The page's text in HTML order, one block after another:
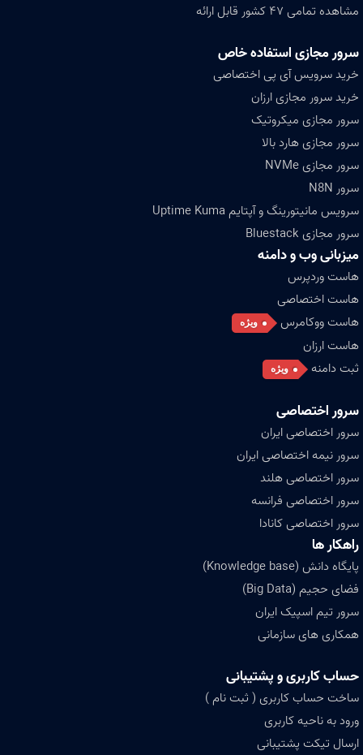
مشاهده تمامی ۴۷ کشور قابل ارائه
سرور مجازی استفاده خاص
خرید سرویس آی پی اختصاصی
خرید سرور مجازی ارزان
سرور مجازی میکروتیک
سرور مجازی هارد بالا
سرور مجازی NVMe
سرور N8N
سرویس مانیتورینگ و آپتایم Uptime Kuma
سرور مجازی Bluestack
میزبانی وب و دامنه
هاست وردپرس
هاست اختصاصی
هاست ووکامرس
ویژه
هاست ارزان
ثبت دامنه
ویژه
سرور اختصاصی
سرور اختصاصی ایران
سرور نیمه اختصاصی ایران
سرور اختصاصی هلند
سرور اختصاصی فرانسه
سرور اختصاصی کانادا
راهکار ها
پایگاه دانش (Knowledge base)
فضای حجیم (Big Data)
سرور تیم اسپیک ایران
همکاری های سازمانی
حساب کاربری و پشتیبانی
ساخت حساب کاربری ( ثبت نام )
ورود به ناحیه کاربری
ارسال تیکت پشتیبانی